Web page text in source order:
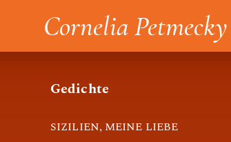
Cornelia Petmecky
Gedichte
SIZILIEN, MEINE LIEBE